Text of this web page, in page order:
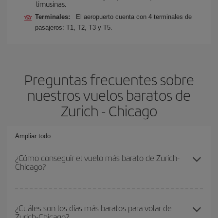
limusinas.
Terminales:
El aeropuerto cuenta con 4 terminales de
pasajeros: T1, T2, T3 y T5.
Preguntas frecuentes sobre
nuestros vuelos baratos de
Zurich - Chicago
Ampliar todo
¿Cómo conseguir el vuelo más barato de Zurich-
Chicago?
conseguir el vuelo más barato si evitas temporadas altas,
compras con antelación y puedes ser flexible con las fechas y
¿Cuáles son los días más baratos para volar de